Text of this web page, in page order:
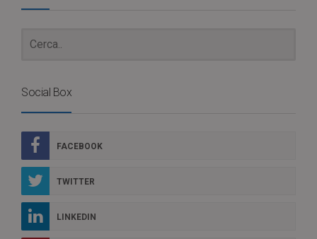
Social Box
FACEBOOK
TWITTER
LINKEDIN